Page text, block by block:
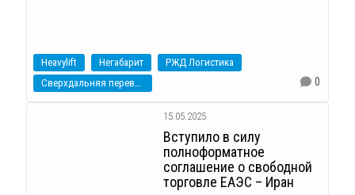
Heavylift Негабарит
РЖД Логистика
0
15.05.2025
Вступило в силу
полноформатное
соглашение о свободной
торговле ЕАЭС – Иран